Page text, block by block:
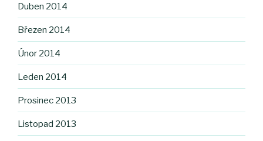
Duben 2014
Březen 2014
Únor 2014
Leden 2014
Prosinec 2013
Listopad 2013